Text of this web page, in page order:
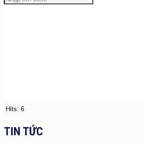
Hits: 6
TIN TỨC